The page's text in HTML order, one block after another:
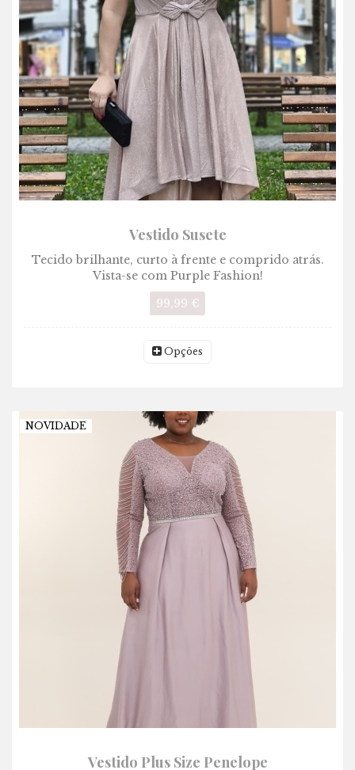
Vestido Susete
Tecido brilhante, curto à frente e comprido atrás.
Vista-se com Purple Fashion!
99,99 €
Opções
NOVIDADE
Vestido Plus Size Penelope